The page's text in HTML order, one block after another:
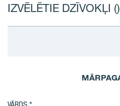
IZVĒLĒTIE DZĪVOKĻI ()
VĀRDS